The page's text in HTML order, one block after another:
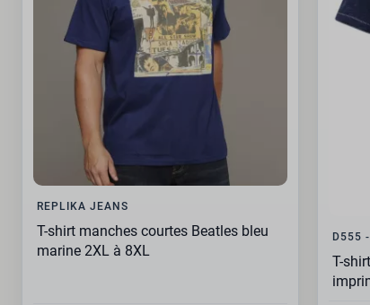
REPLIKA JEANS
T-shirt manches courtes Beatles bleu
marine 2XL à 8XL
D555
T-